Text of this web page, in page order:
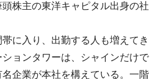
株主の東洋キャピタル出身の社
に入り、出勤する人も増えてき
ョンタワーは、シャインだけで
企業が本社を構えている。一階